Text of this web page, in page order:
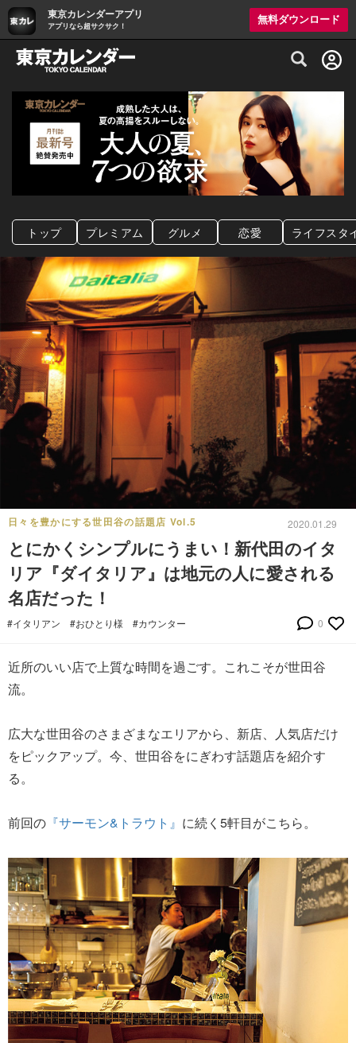
東京カレンダーアプリ
アプリなら超サクサク！
無料ダウンロード
グルメ情報・プレミアムレストラン予約
トップ プレミアム グルメ 恋愛 ライフスタ
日々を豊かにする世田谷の話題店 Vol.5 2020.01.29
とにかくシンプルにうまい！新代田のイタ
リア『ダイタリア』は地元の人に愛される
名店だった！
#イタリアン #おひとり様 #カウンター 0
近所のいい店で上質な時間を過ごす。これこそが世田谷
流。
広大な世田谷のさまざまなエリアから、新店、人気店だけ
をピックアップ。今、世田谷をにぎわす話題店を紹介す
る。
前回の 『サーモン&トラウト』 に続く5軒目がこちら。